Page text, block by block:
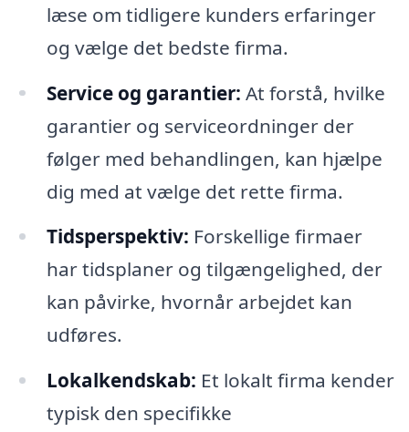
læse om tidligere kunders erfaringer
og vælge det bedste firma.
Service og garantier: At forstå, hvilke
garantier og serviceordninger der
følger med behandlingen, kan hjælpe
dig med at vælge det rette firma.
Tidsperspektiv: Forskellige firmaer
har tidsplaner og tilgængelighed, der
kan påvirke, hvornår arbejdet kan
udføres.
Lokalkendskab: Et lokalt firma kender
typisk den specifikke